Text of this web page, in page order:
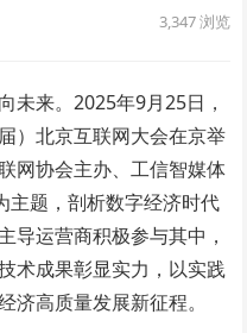
3,347浏览
未来。2025年9月25日，
）北京互联网大会在京举
网协会主办、工信智媒体
主题，剖析数字经济时代
导运营商积极参与其中，
术成果彰显实力，以实践
济高质量发展新征程。